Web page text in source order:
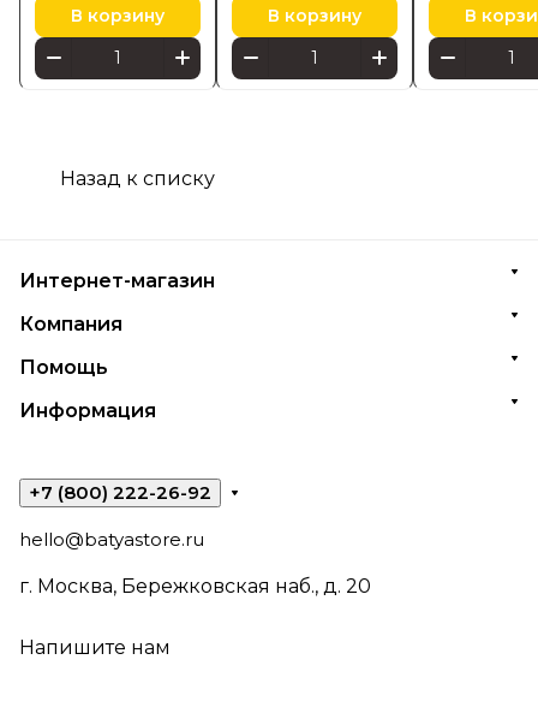
В корзину В корзину В
Назад к списку
Интернет-магазин
Компания
Помощь
Информация
+7 (800) 222-26-92
hello@batyastore.ru
г. Москва, Бережковская наб., д. 20
Напишите нам